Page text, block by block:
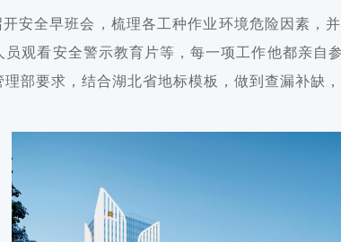
安全早班会，梳理各工种作业环境危险因素，
观看安全警示教育片等，每一项工作他都亲自
部要求，结合湖北省地标模板，做到查漏补缺，